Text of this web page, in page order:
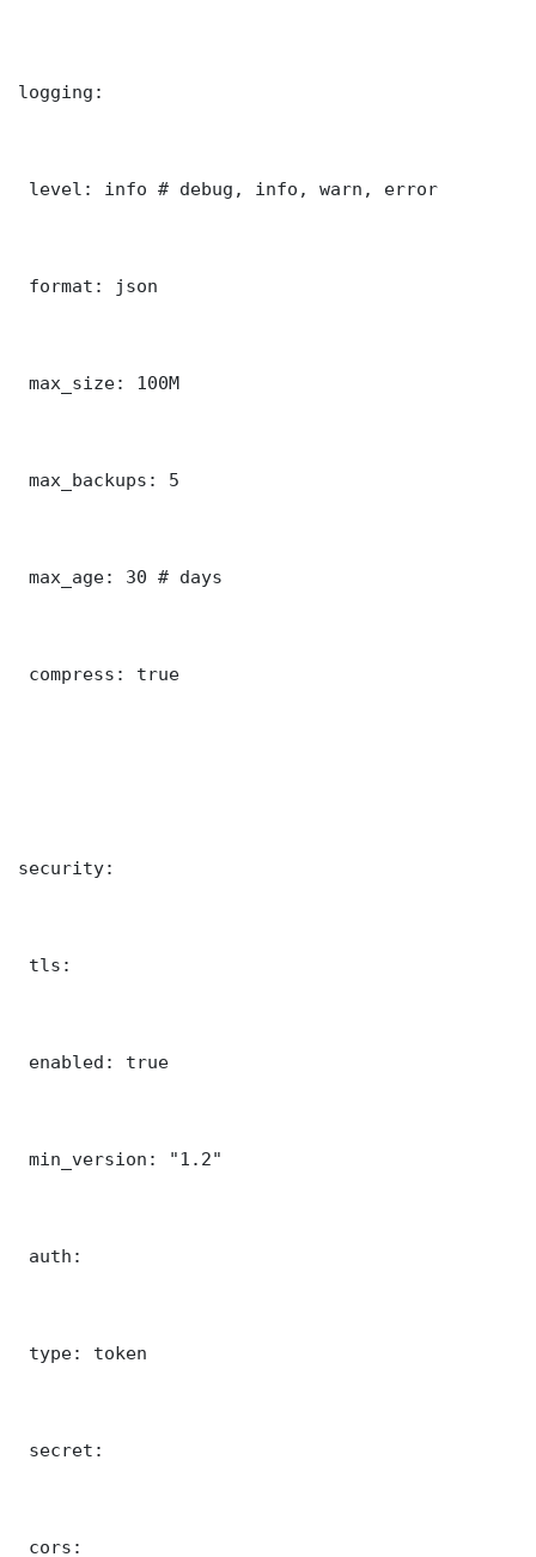
logging:
level: info # debug, info, warn, error
format: json
max_size: 100M
max_backups: 5
max_age: 30 # days
compress: true
security:
tls:
enabled: true
min_version: "1.2"
auth:
type: token
secret:
cors: